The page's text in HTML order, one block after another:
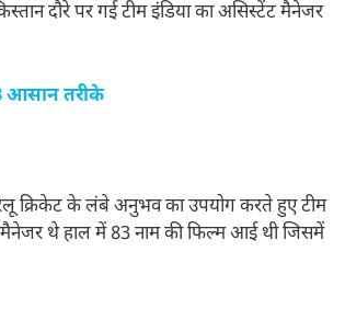
दौरे पर गई टीम इंडिया का असिस्टेंट मैनेजर
आसान तरीके
क्रिकेट के लंबे अनुभव का उपयोग करते हुए टीम
मैनेजर थे हाल में 83 नाम की फिल्म आई थी जिसमें